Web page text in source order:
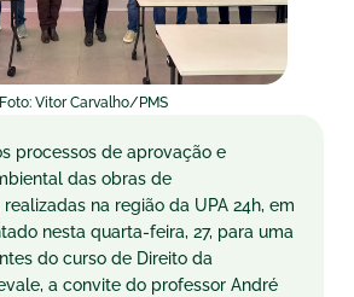
Foto: Vitor Carvalho/PMS
processos de aprovação e
das obras de
na região da UPA 24h, em
nesta quarta-feira, 27, para uma
do curso de Direito da
a convite do professor André